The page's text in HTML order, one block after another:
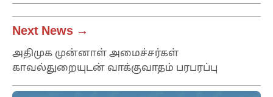
Next News →
அதிமுக முன்னாள் அமைச்சர்கள்
காவல்துறையுடன் வாக்குவாதம் பரபரப்பு